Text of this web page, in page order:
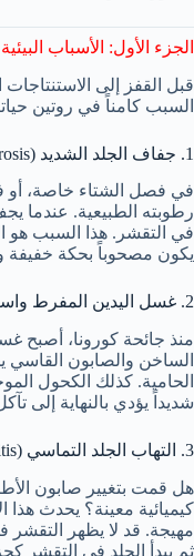
الجزء الأول: الأسباب
قبل القفز إلى الاستنتاجات
السبب كامناً في روتين
1. جفاف الجلد الشديد (Xerosis)
في فصل الشتاء خاصة، أو
رطوبته الطبيعية. عندما يجف
في التقشر. هذا السبب هو
يكون مصحوباً بحكة خفيفة
2. غسل اليدين المفرط واستخدام المعقمات
منذ جائحة كورونا، أصبح
الساخن والصابون القاسي
الحامية. كذلك الكحول
شديداً يؤدي بالنهاية إلى
3. التهاب الجلد التماسي (Contact Dermatitis)
هل قمت بتغيير صابون
كيميائية معينة؟ يحدث هذا
مهيجة. قد لا يظهر التقشر
ثم يبدأ الجلد في التقشر